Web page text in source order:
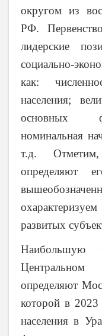
округом из
РФ.
лидерские
социально-
как:
населения;
основных
номинальная
т.д.
определяют
развитых
Наибольшую
определяют
которой в 2023
населения в